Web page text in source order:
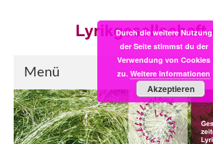
Menü
Start
LYRIK:POST
Durch die weitere Nutzung
der Seite stimmst du der
Verwendung von Cookies
zu. Weitere Informationen
Akzeptieren